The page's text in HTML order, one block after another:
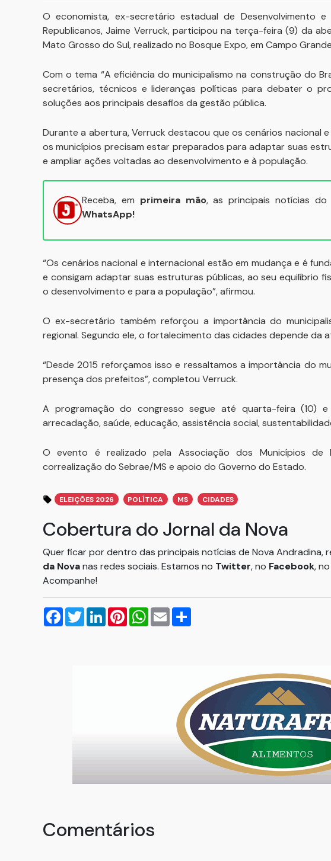
O economista, ex-secretário estadual de Desenvolvimento
Republicanos, Jaime Verruck, participou na terça-feira (9) da
Mato Grosso do Sul, realizado no Bosque Expo, em Campo
Com o tema “A eficiência do municipalismo na construção do
secretários, técnicos e lideranças políticas para debater o
soluções aos principais desafios da gestão pública.
Durante a abertura, Verruck destacou que os cenários nacional
os municípios precisam estar preparados para adaptar suas
e ampliar ações voltadas ao desenvolvimento e à população.
Receba, em primeira mão, as principais notícias do
WhatsApp!
“Os cenários nacional e internacional estão em mudança e é
e consigam adaptar suas estruturas públicas, ao seu equilíbrio
o desenvolvimento e para a população”, afirmou.
O ex-secretário também reforçou a importância do
regional. Segundo ele, o fortalecimento das cidades depende da
“Desde 2015 reforçamos isso e ressaltamos a importância do
presença dos prefeitos”, completou Verruck.
A programação do congresso segue até quarta-feira (10)
arrecadação, saúde, educação, assistência social,
O evento é realizado pela Associação dos Municípios de
correalização do Sebrae/MS e apoio do Governo do Estado.
ELEIÇÕES 2026 POLÍTICA MS CIDADES
Cobertura do Jornal da Nova
Quer ficar por dentro das principais notícias de Nova Andradina,
da Novanas redes sociais. Estamos no Twitter, no Facebook, no
Acompanhe!
Facebook
TwitterLinkedInPinterestWhatsApp
Email
Comentários